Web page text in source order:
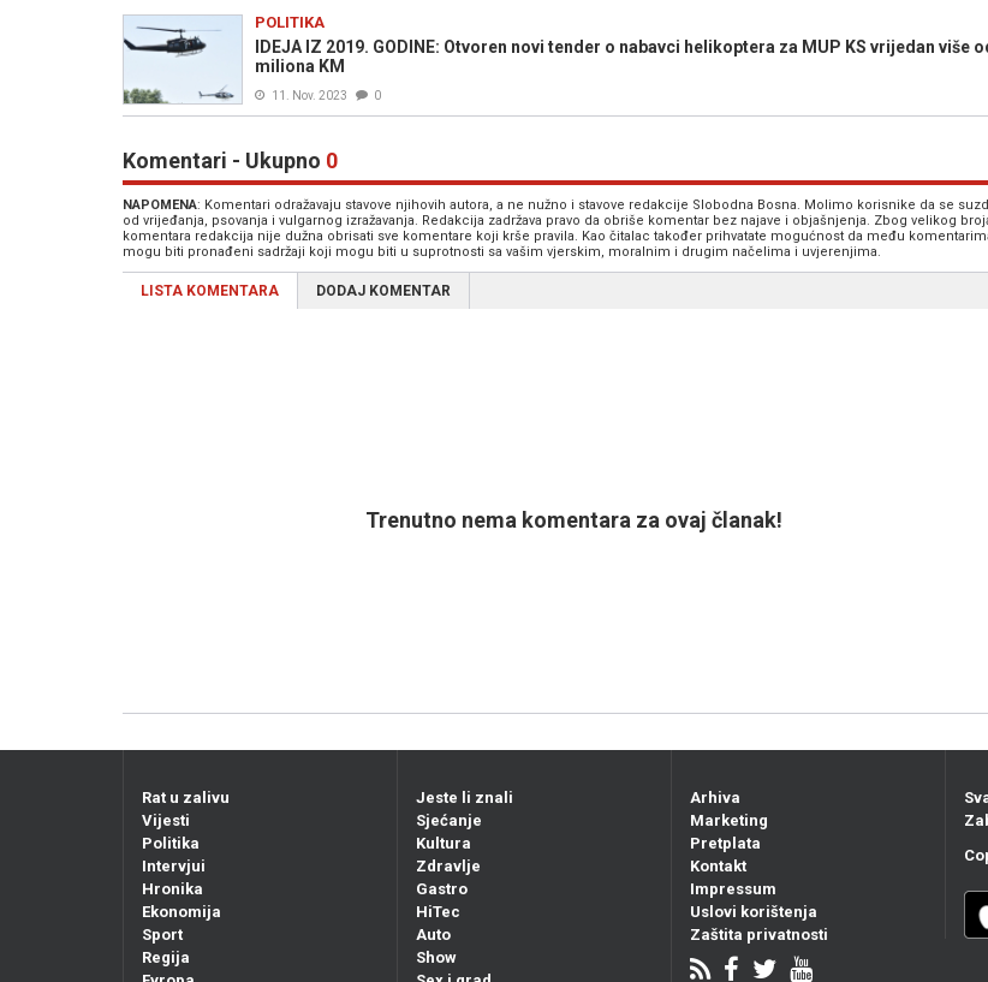
POLITIKA
IDEJA IZ 2019. GODINE: Otvoren novi tender o nabavci helikoptera za MUP KS vrijedan više
miliona KM
11. Nov. 2023 0
Komentari - Ukupno 0
NAPOMENA: Komentari odražavaju stavove njihovih autora, a ne nužno i stavove redakcije Slobodna Bosna. Molimo korisnike da se
od vrijeđanja, psovanja i vulgarnog izražavanja. Redakcija zadržava pravo da obriše komentar bez najave i objašnjenja. Zbog velikog
komentara redakcija nije dužna obrisati sve komentare koji krše pravila. Kao čitalac također prihvatate mogućnost da među
mogu biti pronađeni sadržaji koji mogu biti u suprotnosti sa vašim vjerskim, moralnim i drugim načelima i uvjerenjima.
LISTA KOMENTARA DODAJ KOMENTAR
Trenutno nema komentara za ovaj članak!
Rat u zalivu
Vijesti
Politika
Intervjui
Hronika
Ekonomija
Sport
Regija
Jeste li znali
Sjećanje
Kultura
Zdravlje
Gastro
HiTec
Auto
Show
Arhiva
Marketing
Pretplata
Kontakt
Impressum
Uslovi korištenja
Zaštita privatnosti